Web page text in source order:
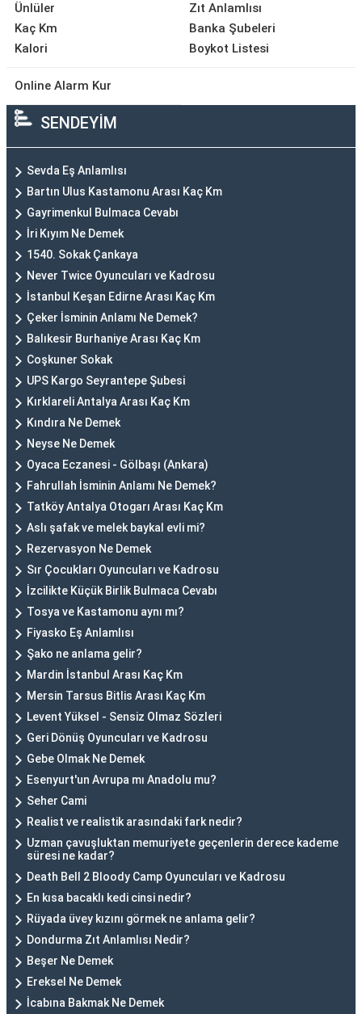
Ünlüler
Kaç Km
Kalori
Zıt Anlamlısı
Banka Şubeleri
Boykot Listesi
Online Alarm Kur
SENDEYİM
Sevda Eş Anlamlısı
Bartın Ulus Kastamonu Arası Kaç Km
Gayrimenkul Bulmaca Cevabı
İri Kıyım Ne Demek
1540. Sokak Çankaya
Never Twice Oyuncuları ve Kadrosu
İstanbul Keşan Edirne Arası Kaç Km
Çeker İsminin Anlamı Ne Demek?
Balıkesir Burhaniye Arası Kaç Km
Coşkuner Sokak
UPS Kargo Seyrantepe Şubesi
Kırklareli Antalya Arası Kaç Km
Kındıra Ne Demek
Neyse Ne Demek
Oyaca Eczanesi - Gölbaşı (Ankara)
Fahrullah İsminin Anlamı Ne Demek?
Tatköy Antalya Otogarı Arası Kaç Km
Aslı şafak ve melek baykal evli mi?
Rezervasyon Ne Demek
Sır Çocukları Oyuncuları ve Kadrosu
İzcilikte Küçük Birlik Bulmaca Cevabı
Tosya ve Kastamonu aynı mı?
Fiyasko Eş Anlamlısı
Şako ne anlama gelir?
Mardin İstanbul Arası Kaç Km
Mersin Tarsus Bitlis Arası Kaç Km
Levent Yüksel - Sensiz Olmaz Sözleri
Geri Dönüş Oyuncuları ve Kadrosu
Gebe Olmak Ne Demek
Esenyurt'un Avrupa mı Anadolu mu?
Seher Cami
Realist ve realistik arasındaki fark nedir?
Uzman çavuşluktan memuriyete geçenlerin derece kademe
süresi ne kadar?
Death Bell 2 Bloody Camp Oyuncuları ve Kadrosu
En kısa bacaklı kedi cinsi nedir?
Rüyada üvey kızını görmek ne anlama gelir?
Dondurma Zıt Anlamlısı Nedir?
Beşer Ne Demek
Ereksel Ne Demek
İcabına Bakmak Ne Demek